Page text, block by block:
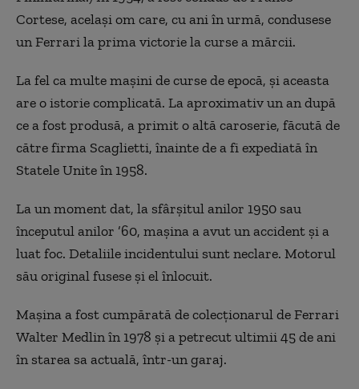
Cortese, același om care, cu ani în urmă, condusese
un Ferrari la prima victorie la curse a mărcii.
La fel ca multe mașini de curse de epocă, și aceasta
are o istorie complicată. La aproximativ un an după
ce a fost produsă, a primit o altă caroserie, făcută de
către firma Scaglietti, înainte de a fi expediată în
Statele Unite în 1958.
La un moment dat, la sfârșitul anilor 1950 sau
începutul anilor ’60, mașina a avut un accident și a
luat foc. Detaliile incidentului sunt neclare. Motorul
său original fusese și el înlocuit.
Mașina a fost cumpărată de colecționarul de Ferrari
Walter Medlin în 1978 și a petrecut ultimii 45 de ani
în starea sa actuală, într-un garaj.